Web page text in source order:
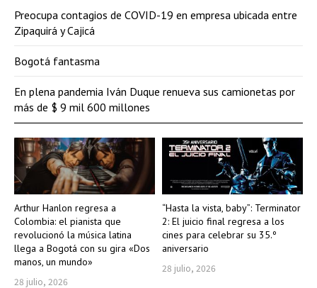
Arthur Hanlon regresa a
Colombia: el pianista que
revolucionó la música latina
llega a Bogotá con su gira «Dos
manos, un mundo»
28 julio, 2026
“Hasta la vista, baby”: Terminator
2: El juicio final regresa a los
cines para celebrar su 35.º
aniversario
28 julio, 2026
Preocupa contagios de COVID-19 en empresa ubicada entre
Zipaquirá y Cajicá
Bogotá fantasma
En plena pandemia Iván Duque renueva sus camionetas por
más de $ 9 mil 600 millones